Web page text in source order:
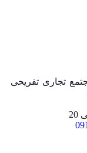
تجاری تفریحی